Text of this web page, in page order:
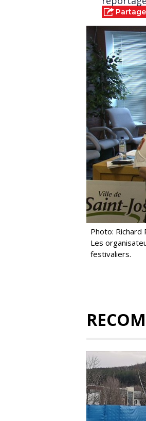
Photo: Richard
Les
festivaliers.